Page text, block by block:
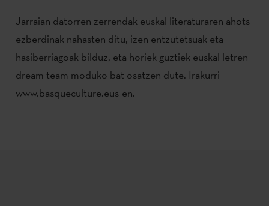
Jarraian datorren zerrendak euskal literaturaren ahots
ezberdinak nahasten ditu, izen entzutetsuak eta
hasiberriagoak bilduz, eta horiek guztiek euskal letren
dream team moduko bat osatzen dute. Irakurri
www.basqueculture.eus-en.